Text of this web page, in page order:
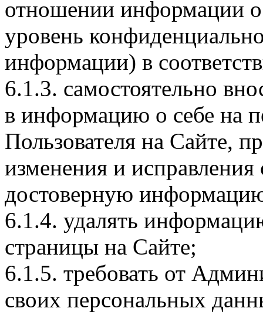
отношении информации
уровень
информации) в
6.1.3. самостоятельно
в информацию о себе на
Пользователя на Сайте,
изменения и
достоверную
6.1.4. удалять
страницы на Сайте;
6.1.5. требовать от
своих персональных